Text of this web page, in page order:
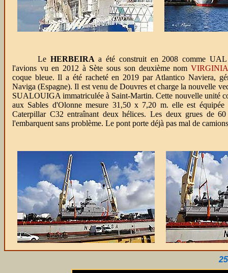
Le HERBEIRA a été construit en 2008 comme
l'avions vu en 2012 à Sète sous son deuxième nom
coque bleue. Il a été racheté en 2019 par Atlantico Naviera,
Naviga (Espagne). Il est venu de Douvres et charge la nouvelle
SUALOUIGA immatriculée à Saint-Martin. Cette nouvelle unité
aux Sables d'Olonne mesure 31,50 x 7,20 m. elle est équipée
Caterpillar C32 entraînant deux hélices. Les deux grues de
l'embarquent sans problème. Le pont porte déjà pas mal de